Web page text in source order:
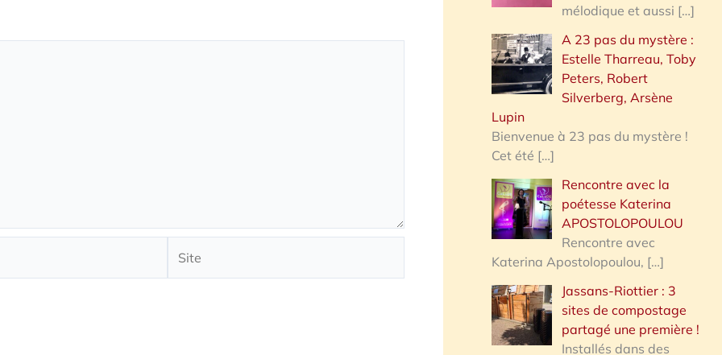
mélodique et aussi […]
A 23 pas du mystère :
Estelle Tharreau, Toby
Peters, Robert
Silverberg, Arsène
Lupin
Bienvenue à 23 pas du mystère !
Cet été […]
Rencontre avec la
poétesse Katerina
APOSTOLOPOULOU
Rencontre avec
Katerina Apostolopoulou, […]
Jassans-Riottier : 3
sites de compostage
partagé une première !
Installés dans des